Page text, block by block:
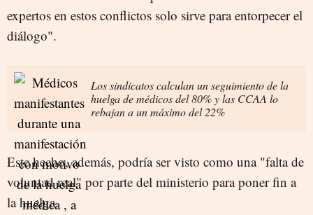
expertos en estos conflictos solo sirve para entorpecer el
diálogo".
Los sindicatos calculan un seguimiento de la
huelga de médicos del 80% y las CCAA lo
rebajan a un máximo del 22%
Este hecho, además, podría ser visto como una "falta de
voluntad real" por parte del ministerio para poner fin a
la huelga.